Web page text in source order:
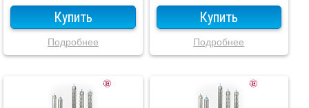
Купить
Подробнее
Купить
Подробнее